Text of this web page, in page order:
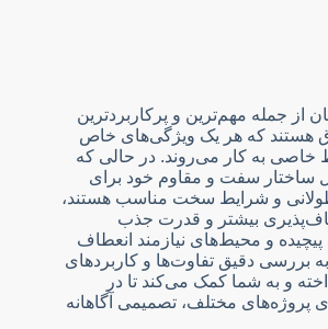
از جمله مهم‌ترین و پرکاربردترین
هستند که هر یک ویژگی‌های خاص
خاصی به کار می‌روند. در حالی که
ساختار سفت و مقاوم خود برای
و شرایط سخت مناسب هستند،
بیشتر و قدرت جذب
و محیط‌های نیازمند انعطاف
به بررسی دقیق تفاوت‌ها و کاربردهای
و به شما کمک می‌کند تا در
پروژه‌های مختلف، تصمیمی آگاهانه